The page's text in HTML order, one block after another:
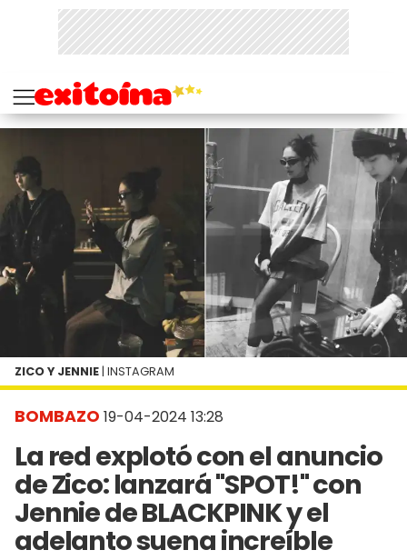
BOMBAZO 19-04-2024 13:28
La red explotó con el anuncio
de Zico: lanzará "SPOT!" con
Jennie de BLACKPINK y el
adelanto suena increíble
ZICO Y JENNIE | INSTAGRAM